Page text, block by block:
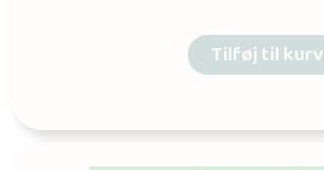
Tilføj til kurv